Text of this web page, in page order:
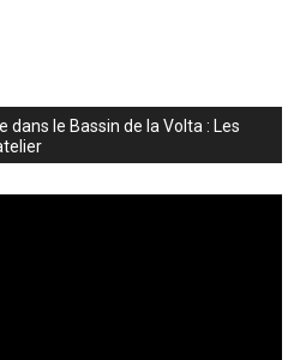
dans le Bassin de la Volta : Les